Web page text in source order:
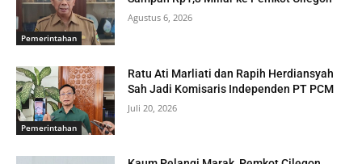
Pemerintahan
Agustus 6, 2026
Pemerintahan
Ratu Ati Marliati dan Rapih Herdiansyah
Sah Jadi Komisaris Independen PT PCM
Juli 20, 2026